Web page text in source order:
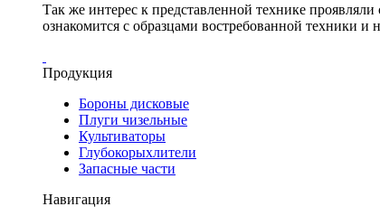
Так же интерес к представленной технике
ознакомится с образцами востребованной техники
Продукция
Бороны дисковые
Плуги чизельные
Культиваторы
Глубокорыхлители
Запасные части
Навигация